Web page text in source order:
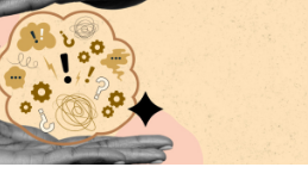
Telegram